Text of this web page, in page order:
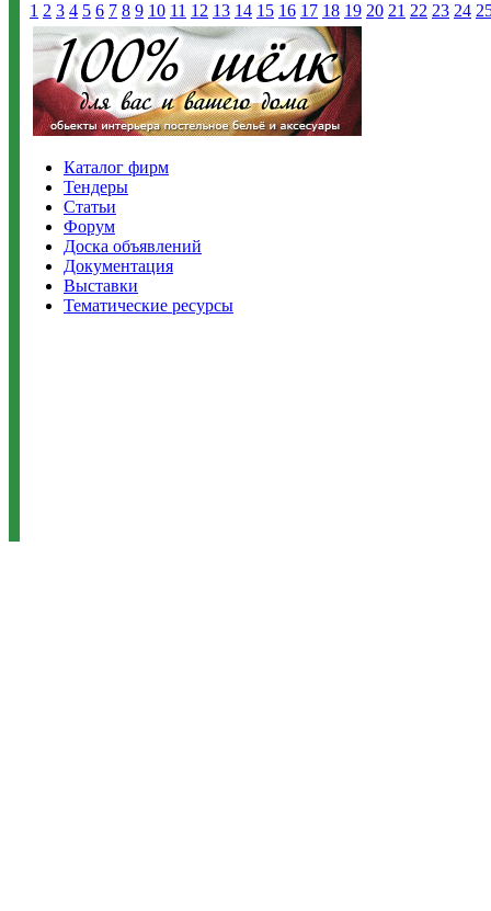
1 2 3 4 5 6 7 8 9 10 11 12 13 14 15 16 17 18 19 20 21 22 23 24
Каталог фирм
Тендеры
Статьи
Форум
Доска объявлений
Документация
Выставки
Тематические ресурсы